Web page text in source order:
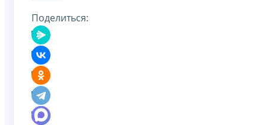
Поделиться: